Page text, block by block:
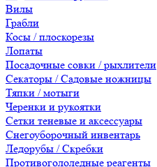
Вилы
Грабли
Косы / плоскорезы
Лопаты
Посадочные совки / рыхлители
Секаторы / Садовые ножницы
Тяпки / мотыги
Черенки и рукоятки
Сетки теневые и аксессуары
Снегоуборочный инвентарь
Ледорубы / Скребки
Противогололедные реагенты